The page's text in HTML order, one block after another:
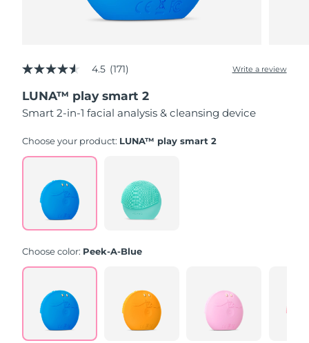
4.5
of
5
stars,
rating
Read
Reviews.
Same
page
link.
4.5 (171) Write a review
LUNA™ play smart 2
Smart 2-in-1 facial analysis & cleansing device
Choose your product: LUNA™ play smart 2
Choose color: Peek-A-Blue